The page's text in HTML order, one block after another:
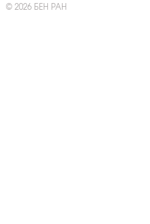
© 2026 БЕН РАН